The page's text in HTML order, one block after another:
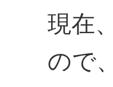
現在
ので